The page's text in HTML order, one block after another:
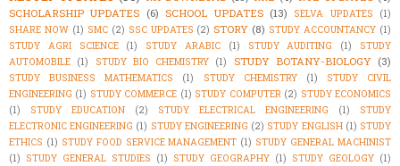
SCHOLARSHIP UPDATES (6) SCHOOL UPDATES (13) SELVA UPDATES
(1)
SHARE NOW (1) SMC (2) SSC UPDATES (2) STORY (8) STUDY ACCOUNTANCY (1)
STUDY AGRI SCIENCE
(1) STUDY ARABIC (1) STUDY AUDITING (1)
STUDY
AUTOMOBILE (1) STUDY BIO CHEMISTRY (1) STUDY BOTANY-BIOLOGY (3)
STUDY BUSINESS MATHEMATICS (1) STUDY CHEMISTRY (1)
STUDY CIVIL
ENGINEERING (1) STUDY COMMERCE (1) STUDY COMPUTER (2) STUDY ECONOMICS
(1)
STUDY EDUCATION (2) STUDY ELECTRICAL ENGINEERING (1)
STUDY
ELECTRONIC ENGINEERING (1) STUDY ENGINEERING (2) STUDY ENGLISH (1) STUDY
ETHICS (1) STUDY FOOD SERVICE MANAGEMENT (1) STUDY GENERAL MACHINIST
(1) STUDY GENERAL STUDIES (1) STUDY GEOGRAPHY (1) STUDY GEOLOGY (1)